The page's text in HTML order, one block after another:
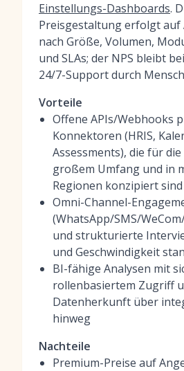
Einstellungs-Dashboards.
Preisgestaltung erfolgt auf
nach Größe, Volumen,
und SLAs; der NPS bleibt
24/7-Support durch
Vorteile
Offene APIs/Webhooks
Konnektoren (HRIS,
Assessments), die für
großem Umfang und in
Regionen konzipiert sind
Omni-Channel-
(WhatsApp/SMS/
und strukturierte
und Geschwindigkeit
BI-fähige Analysen mit
rollenbasiertem Zugriff
Datenherkunft über
hinweg
Nachteile
Premium-Preise auf